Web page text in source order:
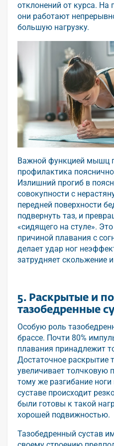
отклонений от курса. На
они работают
большую нагрузку.
Важной функцией мышц
профилактика
Излишний прогиб в
совокупности с
передней поверхности
подвернуть таз, и
«сидящего на стуле».
причиной плавания с
делает удар ног
затрудняет скольжение
5. Раскрытые и
тазобедренные
Особую роль
брассе. Почти 80%
плавания принадлежит
Достаточное раскрытие
увеличивает толчковую
тому же разгибание
суставе происходит
были готовы к такой
хорошей подвижностью.
Тазобедренный сустав